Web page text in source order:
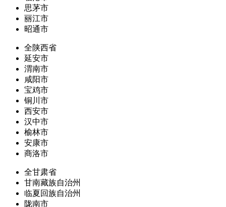
思茅市
丽江市
昭通市
全陕西省
延安市
渭南市
咸阳市
宝鸡市
铜川市
西安市
汉中市
榆林市
安康市
商洛市
全甘肃省
甘南藏族自治州
临夏回族自治州
陇南市